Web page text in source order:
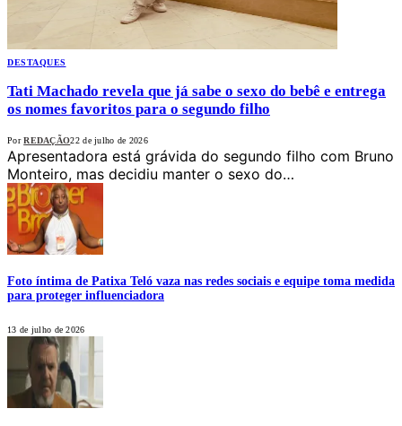
DESTAQUES
Tati Machado revela que já sabe o sexo do bebê e entrega
os nomes favoritos para o segundo filho
Por REDAÇÃO22 de julho de 2026
Apresentadora está grávida do segundo filho com Bruno
Monteiro, mas decidiu manter o sexo do…
Foto íntima de Patixa Teló vaza nas redes sociais e equipe toma medida
para proteger influenciadora
13 de julho de 2026